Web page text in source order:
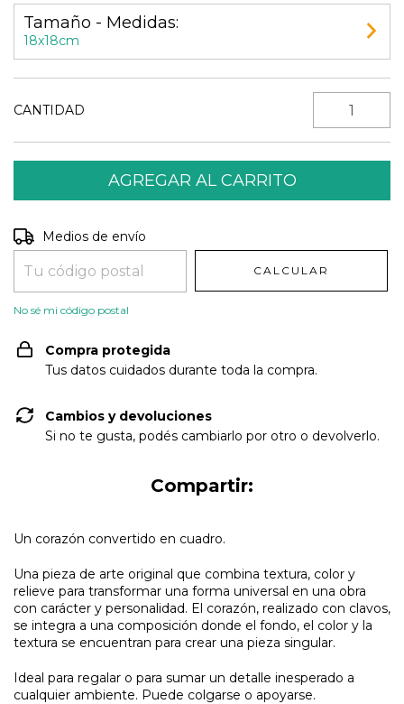
Tamaño - Medidas:
18x18cm
CANTIDAD
Entregas para el CP:
Medios de envío
CALCULAR
No sé mi código postal
Compra protegida
Tus datos cuidados durante toda la compra.
Cambios y devoluciones
Si no te gusta, podés cambiarlo por otro o devolverlo.
Compartir:
Un corazón convertido en cuadro.
Una pieza de arte original que combina textura, color y
relieve para transformar una forma universal en una obra
con carácter y personalidad. El corazón, realizado con clavos,
se integra a una composición donde el fondo, el color y la
textura se encuentran para crear una pieza singular.
Ideal para regalar o para sumar un detalle inesperado a
cualquier ambiente. Puede colgarse o apoyarse.